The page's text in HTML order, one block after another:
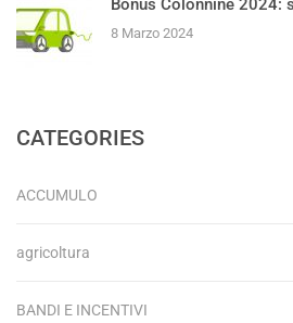
Bonus Colonnine 2024:
8 Marzo 2024
CATEGORIES
ACCUMULO
agricoltura
BANDI E INCENTIVI